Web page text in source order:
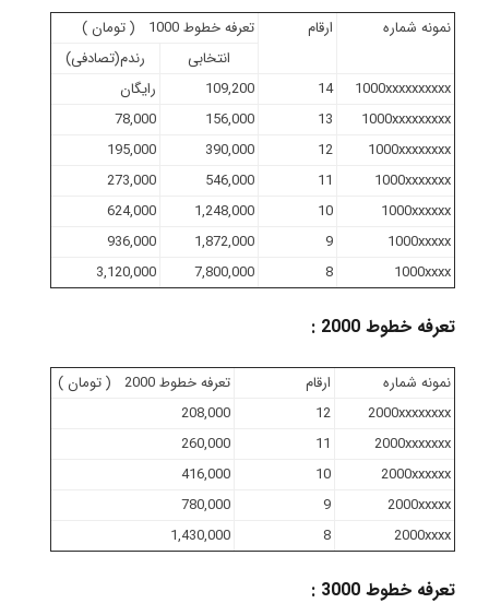
نمونه شماره ارقام
تعرفه خطوط 1000 ( تومان )
انتخابی
رندم(تصادفی)
1000xxxxxxxxxx
14
109,200
رایگان
1000xxxxxxxxx
13
156,000
78,000
1000xxxxxxxx
12
390,000
195,000
1000xxxxxxx
11
546,000
273,000
1000xxxxxx
10
1,248,000
624,000
1000xxxxx
9
1,872,000
936,000
1000xxxx
8
7,800,000
3,120,000
تعرفه خطوط 2000 :
نمونه شماره ارقام
تعرفه خطوط 2000 ( تومان )
2000xxxxxxxx
12
208,000
2000xxxxxxx
11
260,000
2000xxxxxx
10
416,000
2000xxxxx
9
780,000
2000xxxx
8
1,430,000
تعرفه خطوط 3000 :